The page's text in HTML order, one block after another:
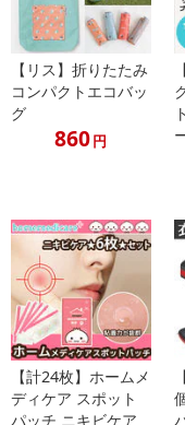
伝票番号がマイページ
【配送日時の指定につい
※配送日時の指定が可能
配送日、配送時間が異な
カート機能をご利用の
発送日カレンダー
【リス】折りたたみ
コンパクトエコバッ
グ
860円
【計24枚】ホームメ
ディケア スポット
パッチ ニキビケア